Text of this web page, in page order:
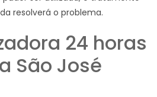
resolverá o problema.
24 horas
São José